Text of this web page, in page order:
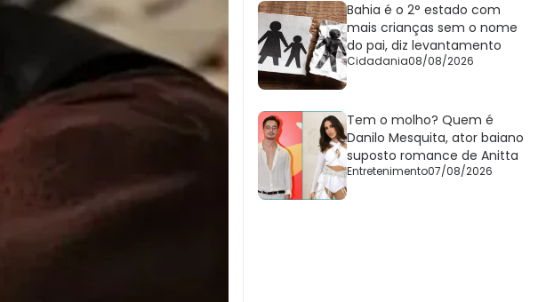
Bahia é o 2° estado com
mais crianças sem o nome
do pai, diz levantamento
Cidadania08/08/2026
Tem o molho? Quem é
Danilo Mesquita, ator baiano
suposto romance de Anitta
Entretenimento07/08/2026